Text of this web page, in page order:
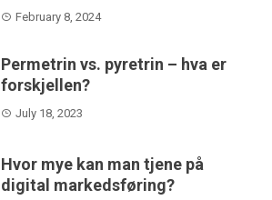
February 8, 2024
Permetrin vs. pyretrin – hva er
forskjellen?
July 18, 2023
Hvor mye kan man tjene på
digital markedsføring?